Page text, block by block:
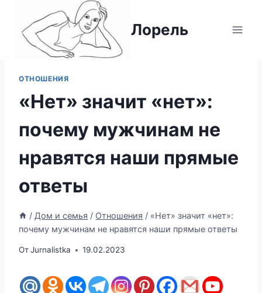
содержимому
Лорель
ОТНОШЕНИЯ
«Нет» значит «нет»:
почему мужчинам не
нравятся наши прямые
ответы
/ Дом и семья / Отношения / «Нет» значит «нет»:
почему мужчинам не нравятся наши прямые ответы
ОтJurnalistka 19.02.2023